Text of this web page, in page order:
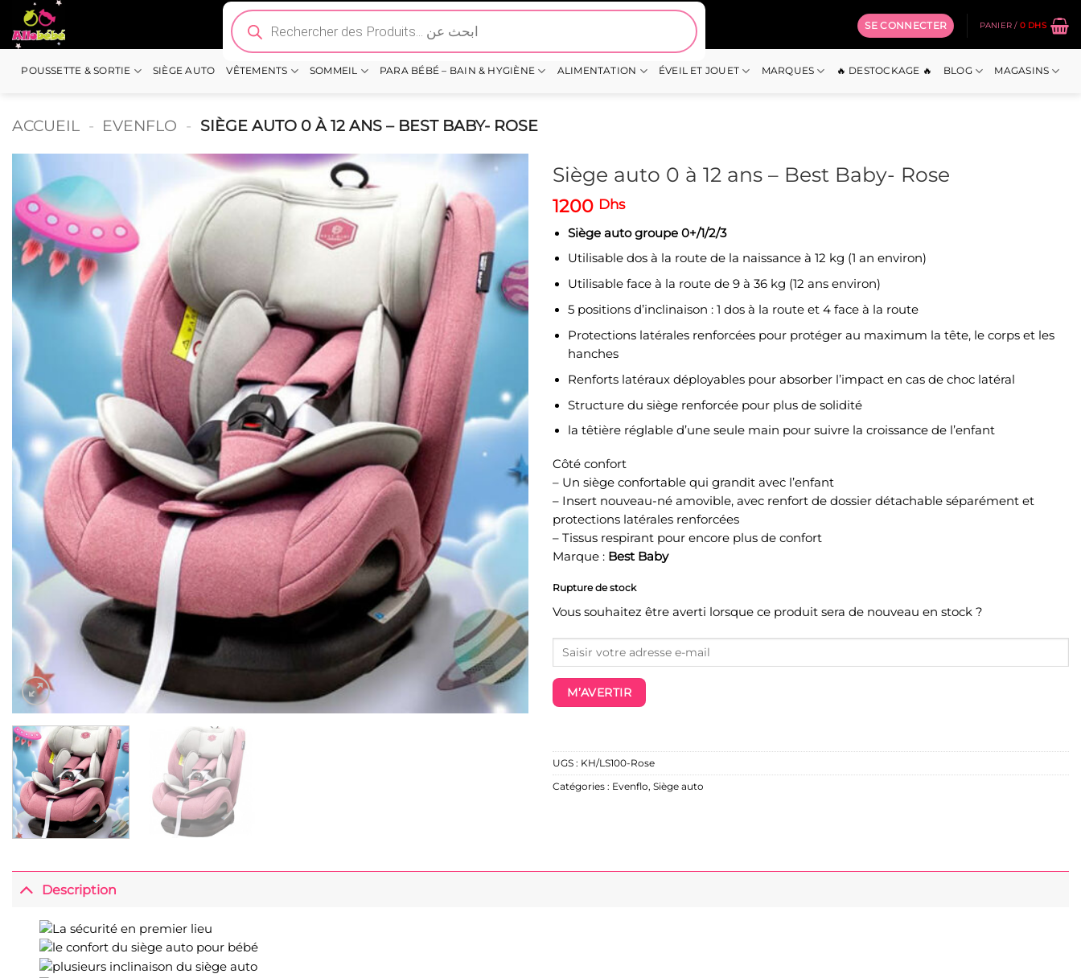
Passer
au
contenu
Recherche
de
produits
SE CONNECTER PANIER / 0 DHS
POUSSETTE & SORTIE SIÈGE AUTO VÊTEMENTS SOMMEIL PARA BÉBÉ – BAIN & HYGIÈNE ALIMENTATION ÉVEIL ET JOUET MARQUES 🔥 DESTOCKAGE 🔥 BLOG MAGASINS
ACCUEIL - EVENFLO - SIÈGE AUTO 0 À 12 ANS – BEST BABY- ROSE
Siège auto 0 à 12 ans – Best Baby- Rose
1200 Dhs
Siège auto groupe 0+/1/2/3
Utilisable dos à la route de la naissance à 12 kg (1 an environ)
Utilisable face à la route de 9 à 36 kg (12 ans environ)
5 positions d’inclinaison : 1 dos à la route et 4 face à la route
Protections latérales renforcées pour protéger au maximum la tête, le corps et les
hanches
Renforts latéraux déployables pour absorber l’impact en cas de choc latéral
Structure du siège renforcée pour plus de solidité
la têtière réglable d’une seule main pour suivre la croissance de l’enfant
Côté confort
– Un siège confortable qui grandit avec l’enfant
– Insert nouveau-né amovible, avec renfort de dossier détachable séparément et
protections latérales renforcées
– Tissus respirant pour encore plus de confort
Marque : Best Baby
Rupture de stock
Vous souhaitez être averti lorsque ce produit sera de nouveau en stock ?
M’AVERTIR
UGS : KH/LS100-Rose
Catégories : Evenflo, Siège auto
Description